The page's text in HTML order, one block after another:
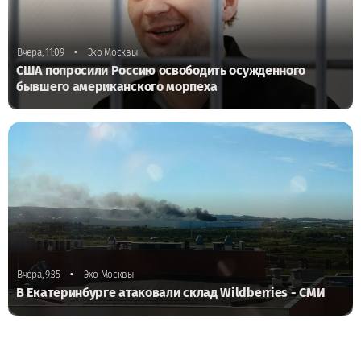
Вчера, 11:09 • Эхо Москвы
США попросили Россию освободить осужденного
бывшего американского морпеха
Вчера, 9:35 • Эхо Москвы
В Екатеринбурге атаковали склад Wildberries - СМИ